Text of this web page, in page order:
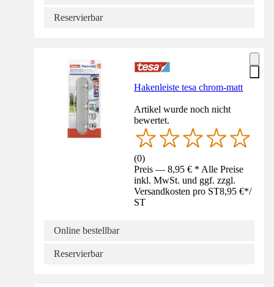
Reservierbar
Hakenleiste tesa chrom-matt
Artikel wurde noch nicht
bewertet.
(0)
Preis — 8,95 € * Alle Preise
inkl. MwSt. und ggf. zzgl.
Versandkosten pro ST8,95 €*/
ST
Online bestellbar
Reservierbar